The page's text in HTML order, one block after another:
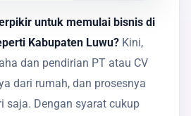
untuk memulai bisnis di
Kabupaten Luwu? Kini,
dan pendirian PT atau CV
dari rumah, dan prosesnya
saja. Dengan syarat cukup